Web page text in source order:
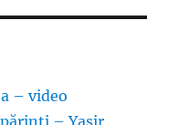
– video
– Yasir